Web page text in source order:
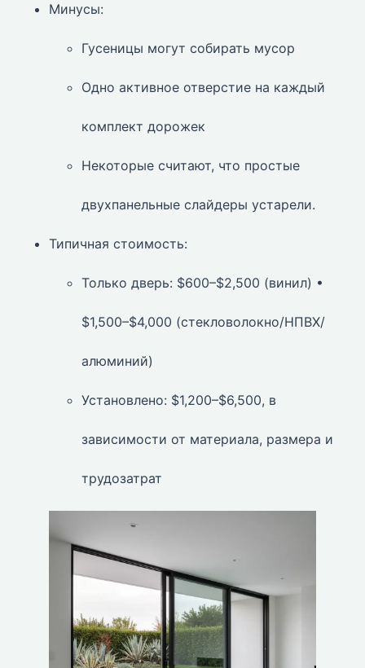
Минусы:
Гусеницы могут собирать мусор
Одно активное отверстие на каждый
комплект дорожек
Некоторые считают, что простые
двухпанельные слайдеры устарели.
Типичная стоимость:
Только дверь: $600–$2,500 (винил) •
$1,500–$4,000 (стекловолокно/НПВХ/
алюминий)
Установлено: $1,200–$6,500, в
зависимости от материала, размера и
трудозатрат